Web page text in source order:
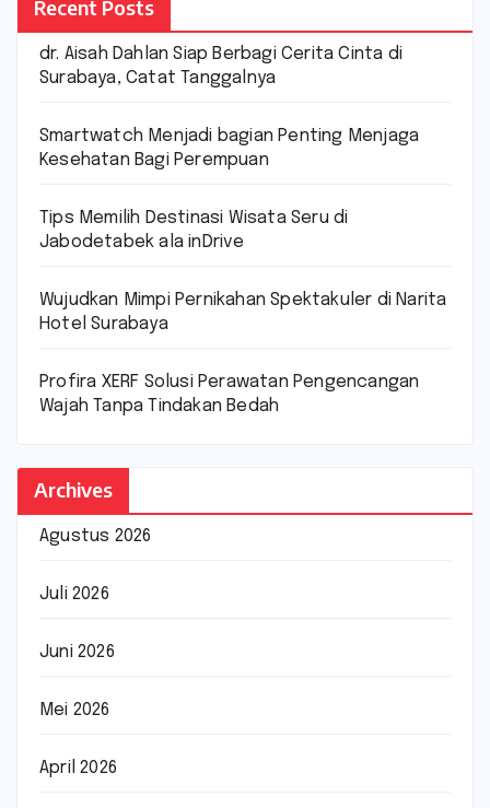
Recent Posts
dr. Aisah Dahlan Siap Berbagi Cerita Cinta di
Surabaya, Catat Tanggalnya
Smartwatch Menjadi bagian Penting Menjaga
Kesehatan Bagi Perempuan
Tips Memilih Destinasi Wisata Seru di
Jabodetabek ala inDrive
Wujudkan Mimpi Pernikahan Spektakuler di Narita
Hotel Surabaya
Profira XERF Solusi Perawatan Pengencangan
Wajah Tanpa Tindakan Bedah
Archives
Agustus 2026
Juli 2026
Juni 2026
Mei 2026
April 2026